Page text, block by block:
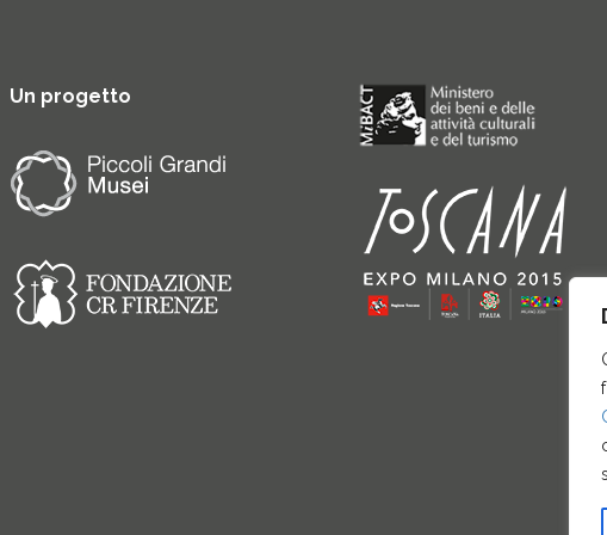
Un progetto